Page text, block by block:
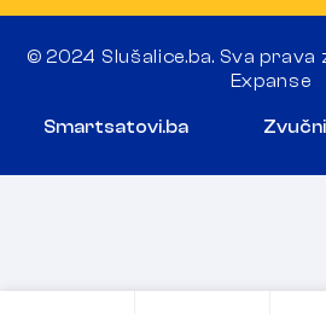
© 2024 Slušalice.ba. Sva prava
Expanse
Smartsatovi.ba